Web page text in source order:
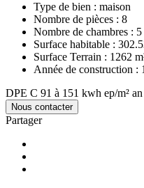
Type de bien : maison
Nombre de pièces : 8
Nombre de chambres : 5
Surface habitable :
Surface Terrain : 1262
Année de construction :
DPE C 91 à 151 kwh ep/m² an
Nous contacter
Partager